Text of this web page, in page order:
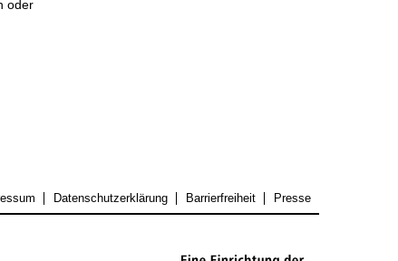
oder
Datenschutzerklärung Barrierfreiheit Presse